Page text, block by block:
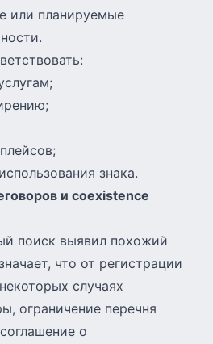
или планируемые
знака.
и coexistence
поиск выявил похожий
что от регистрации
случаях
ограничение перечня
о